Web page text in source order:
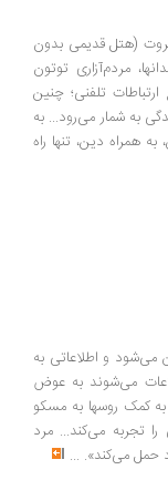
(هتل قدیمی بدون
مردم‌آزاری توتون
تلفنی؛ چنین
به شمار می‌رود... به
همراه دین، تنها راه
و اطلاعاتی به
می­‌شوند به عوض
کمک روسها به مسکو
را تجربه می­‌کند... مرد
حمل می­‌کند». ...